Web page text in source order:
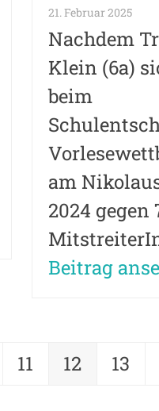
21. Februar 2025
Nachdem
Klein (6a)
beim
am
2024 gegen
Beitrag
Seite
11 Seite
12 Seite
13